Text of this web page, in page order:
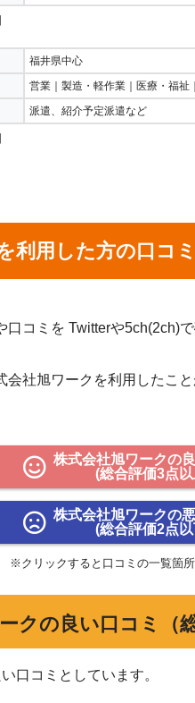
福井県中心
営業｜製造・軽作業｜医療・福祉
派遣、紹介予定派遣など
利用した方の口コ
口コミを Twitterや5ch(2ch)
会社旭ワークを利用したこ
株式会社旭ワークの
(総合評価3点
株式会社旭ワークの
(総合評価2点
※クリックすると口コミの一覧箇
クの良い口コミ（
口コミとしています。